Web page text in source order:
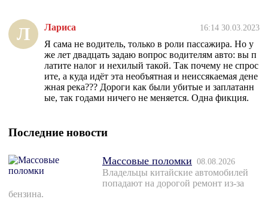
Л Лариса 16:14 30.03.2023
Я сама не водитель, только в роли пассажира. Но у
же лет двадцать задаю вопрос водителям авто: вы п
латите налог и нехилый такой. Так почему не спрос
ите, а куда идёт эта необъятная и неиссякаемая дене
жная река??? Дороги как были убитые и заплатанн
ые, так годами ничего не меняется. Одна фикция.
Последние новости
Массовые поломки 08.08.2026
Владельцы китайские автомобилей
попадают на дорогой ремонт из-за
бензина.